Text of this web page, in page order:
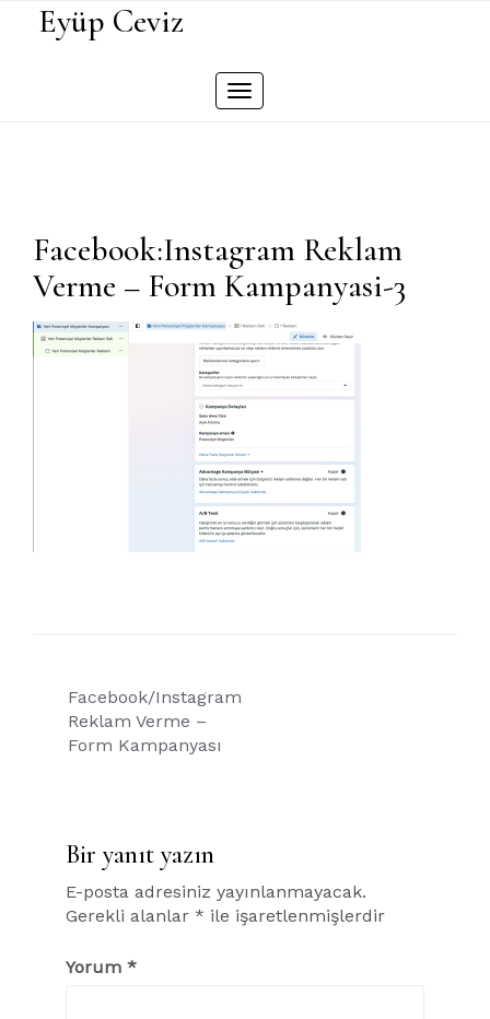
Eyüp Ceviz
Toggle
Facebook:Instagram Reklam
Verme – Form Kampanyasi-3
Yazı
gezinmesi
Facebook/Instagram
Reklam Verme –
Form Kampanyası
Bir yanıt yazın
E-posta adresiniz yayınlanmayacak.
Gerekli alanlar * ile işaretlenmişlerdir
Yorum *